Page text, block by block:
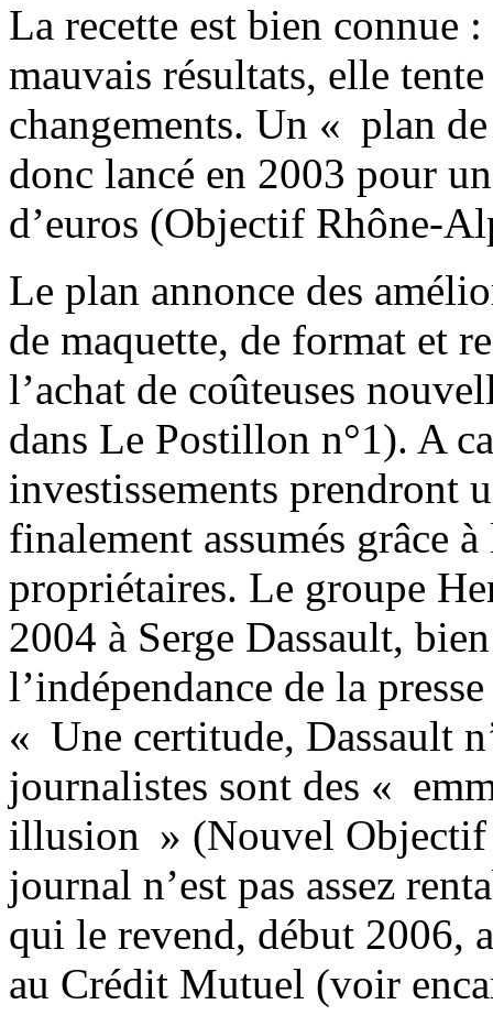
La recette est bien connue
mauvais résultats, elle
changements. Un « plan
donc lancé en 2003 pour
d’euros (Objectif Rhône-
Le plan annonce des
de maquette, de format et
l’achat de coûteuses
dans Le Postillon n°1). A
investissements prendront
finalement assumés grâce
propriétaires. Le groupe
2004 à Serge Dassault,
l’indépendance de la
« Une certitude, Dassault
journalistes sont des «
illusion » (Nouvel Objectif
journal n’est pas assez
qui le revend, début 2006,
au Crédit Mutuel (voir